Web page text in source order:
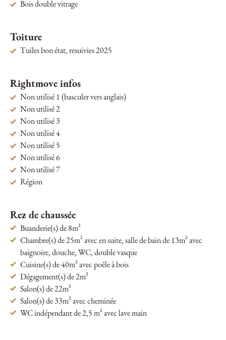
Bois double vitrage
Toiture
Tuiles bon état, resuivies 2025
Rightmove infos
Non utilisé 1 (basculer vers anglais)
Non utilisé 2
Non utilisé 3
Non utilisé 4
Non utilisé 5
Non utilisé 6
Non utilisé 7
Région
Rez de chaussée
Buanderie(s) de 8m²
Chambre(s) de 25m² avec en suite, salle de bain de 13m² avec
baignoire, douche, WC, double vasque
Cuisine(s) de 40m² avec poêle à bois
Dégagement(s) de 2m²
Salon(s) de 22m²
Salon(s) de 33m² avec cheminée
WC indépendant de 2,5 m² avec lave main